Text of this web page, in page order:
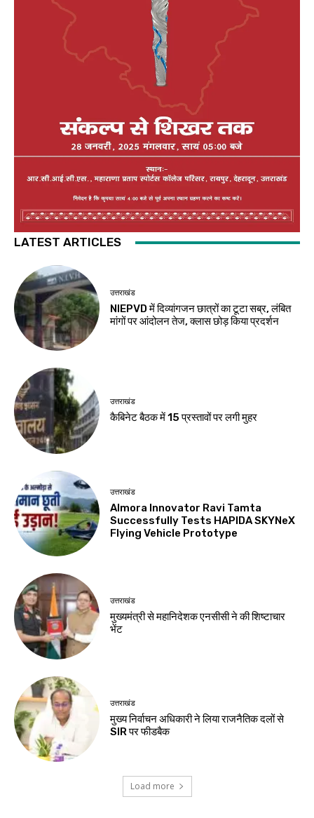
LATEST ARTICLES
उत्तराखंड
NIEPVD में दिव्यांगजन छात्रों का टूटा सब्र, लंबित
मांगों पर आंदोलन तेज, क्लास छोड़ किया प्रदर्शन
उत्तराखंड
कैबिनेट बैठक में 15 प्रस्तावों पर लगी मुहर
उत्तराखंड
Almora Innovator Ravi Tamta
Successfully Tests HAPIDA SKYNeX
Flying Vehicle Prototype
उत्तराखंड
मुख्यमंत्री से महानिदेशक एनसीसी ने की शिष्टाचार
भेंट
उत्तराखंड
मुख्य निर्वाचन अधिकारी ने लिया राजनैतिक दलों से
SIR पर फीडबैक
Load more